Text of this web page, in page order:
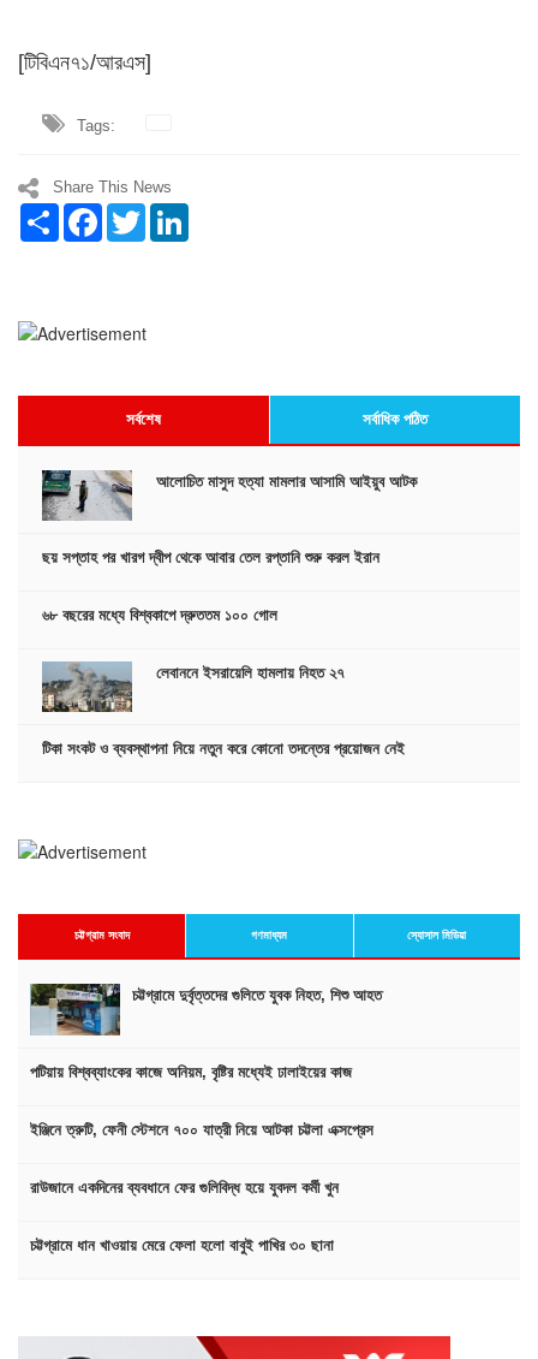
[টিবিএন৭১/আরএস]
Tags:
Share This News
Share Facebook
Twitter
সর্বশেষ সর্বাধিক পঠিত
আলোচিত মাসুদ হত্যা মামলার আসামি আইয়ুব আটক
ছয় সপ্তাহ পর খারগ দ্বীপ থেকে আবার তেল রপ্তানি শুরু করল ইরান
৬৮ বছরের মধ্যে বিশ্বকাপে দ্রুততম ১০০ গোল
লেবাননে ইসরায়েলি হামলায় নিহত ২৭
টিকা সংকট ও ব্যবস্থাপনা নিয়ে নতুন করে কোনো তদন্তের প্রয়োজন নেই
চট্টগ্রাম সংবাদ গণমাধ্যম স্যোসাল মিডিয়া
চট্টগ্রামে দুর্বৃত্তদের গুলিতে যুবক নিহত, শিশু আহত
পটিয়ায় বিশ্বব্যাংকের কাজে অনিয়ম, বৃষ্টির মধ্যেই ঢালাইয়ের কাজ
ইঞ্জিনে ত্রুটি, ফেনী স্টেশনে ৭০০ যাত্রী নিয়ে আটকা চট্টলা এক্সপ্রেস
রাউজানে একদিনের ব্যবধানে ফের গুলিবিদ্ধ হয়ে যুবদল কর্মী খুন
চট্টগ্রামে ধান খাওয়ায় মেরে ফেলা হলো বাবুই পাখির ৩০ ছানা